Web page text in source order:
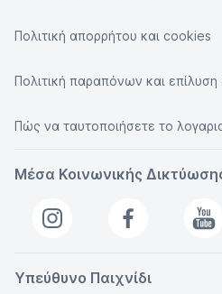
Πολιτική απορρήτου και cookies
Πολιτική παραπόνων και
Πώς να ταυτοποιήσετε το
Μέσα Κοινωνικής
Υπεύθυνο Παιχνίδι